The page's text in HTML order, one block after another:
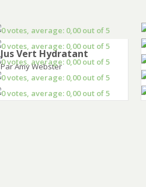
Jus Vert Hydratant
Par Amy Webster